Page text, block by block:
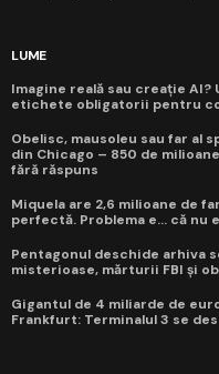
LUME
Imagine reală sau creație
etichete obligatorii pentru
Obelisc, mausoleu sau far al
din Chicago – 850 de
fără răspuns
Miquela are 2,6 milioane de
perfectă. Problema e... că nu
Pentagonul deschide arhiva
misterioase, mărturii FBI și
Gigantul de 4 miliarde de
Frankfurt: Terminalul 3 se